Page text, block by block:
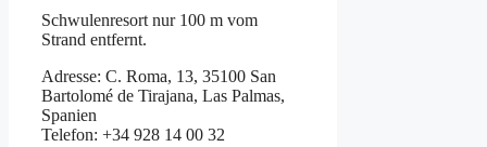
Schwulenresort nur 100 m vom
Strand entfernt.
Adresse: C. Roma, 13, 35100 San
Bartolomé de Tirajana, Las Palmas,
Spanien
Telefon: +34 928 14 00 32